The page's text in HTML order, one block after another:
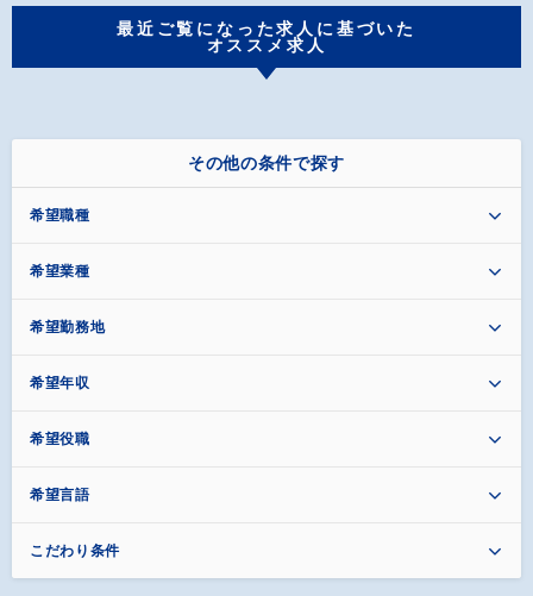
最近ご覧になった求人に基づいた
オススメ求人
その他の条件で探す
希望職種
希望業種
希望勤務地
希望年収
希望役職
希望言語
こだわり条件